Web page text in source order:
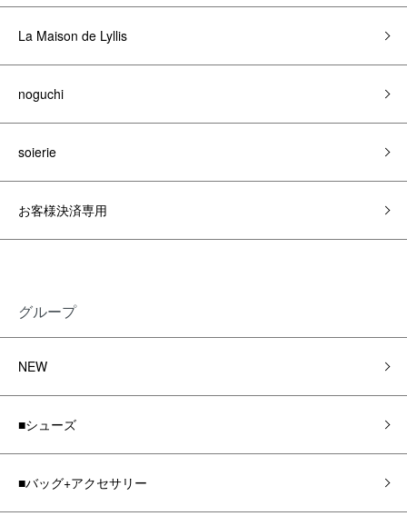
La Maison de Lyllis
noguchi
soierie
お客様決済専用
グループ
NEW
■シューズ
■バッグ+アクセサリー